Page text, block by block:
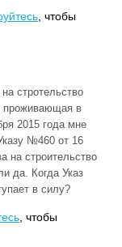
, чтобы
стротельство
проживающая в
2015 года мне
№460 от 16
на строительство
да. Когда Указ
в силу?
, чтобы